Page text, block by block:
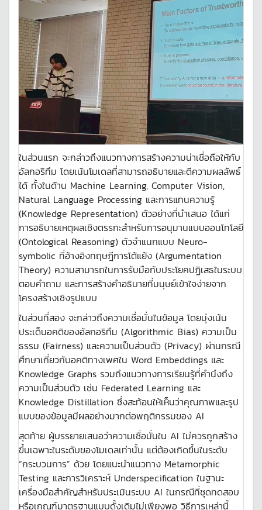
ในส่วนแรก จะกล่าวถึงแนวทางการสร้างความน่าเชื่อถือให้กับ
อัลกอริทึม โดยเน้นโมเดลที่สามารถอธิบายและตีความผลลัพธ์
ได้ ทั้งในด้าน Machine Learning, Computer Vision,
Natural Language Processing และการแทนความรู้
(Knowledge Representation) ตัวอย่างที่นำเสนอ ได้แก่
การอธิบายเหตุผลเชิงตรรกะสำหรับการอนุมานแบบออนโทโลยี
(Ontological Reasoning) ตัวจำแนกแบบ Neuro-
symbolic ที่อ้างอิงทฤษฎีการโต้แย้ง (Argumentation
Theory) ความสามารถในการรับมือกับประโยคปฏิเสธในระบบ
ตอบคำถาม และการสร้างคำอธิบายที่มนุษย์เข้าใจง่ายจาก
โครงสร้างเชิงรูปแบบ
ในส่วนที่สอง จะกล่าวถึงความเชื่อมั่นในข้อมูล โดยมุ่งเน้น
ประเด็นอคติของอัลกอริทึม (Algorithmic Bias) ความเป็น
ธรรม (Fairness) และความเป็นส่วนตัว (Privacy) ผ่านกรณี
ศึกษาเกี่ยวกับอคติทางเพศใน Word Embeddings และ
Knowledge Graphs รวมถึงแนวทางการเรียนรู้ที่คำนึงถึง
ความเป็นส่วนตัว เช่น Federated Learning และ
Knowledge Distillation ซึ่งสะท้อนให้เห็นว่าคุณภาพและรูป
แบบของข้อมูลมีผลอย่างมากต่อพฤติกรรมของ AI
สุดท้าย ผู้บรรยายเสนอว่าความเชื่อมั่นใน AI ไม่ควรถูกสร้าง
ขึ้นเฉพาะในระดับของโมเดลเท่านั้น แต่ต้องเกิดขึ้นในระดับ
“กระบวนการ” ด้วย โดยแนะนำแนวทาง Metamorphic
Testing และการวิเคราะห์ Underspecification ในฐานะ
เครื่องมือสำคัญสำหรับประเมินระบบ AI ในกรณีที่ชุดทดสอบ
หรือเกณฑ์มาตรฐานแบบดั้งเดิมไม่เพียงพอ วิธีการเหล่านี้